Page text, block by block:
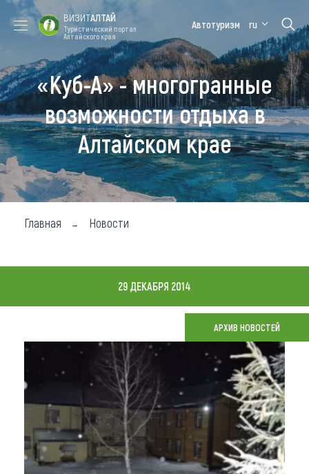
Форум VISIT
ALTAI
Цветение
маральника
Медицинский
форум
Алтайская
зимовка
Туры
Где побывать
Чем заняться
Новости
О регионе
Коллекция впечатлений
Другие рубрики
ВИЗИТАЛТАЙ
Туристический портал
Алтайского края
Автотуризм ru
«Куб-А» - многогранные
возможности отдыха в
Алтайском крае
Главная Новости
29 ДЕКАБРЯ 2014
АРХИВ НОВОСТЕЙ